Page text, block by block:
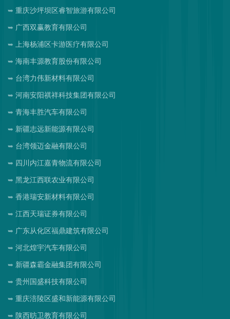
重庆沙坪坝区睿智旅游有限公司
广西双赢教育有限公司
上海杨浦区卡游医疗有限公司
海南丰源教育股份有限公司
台湾力伟新材料有限公司
河南安阳祺祥科技集团有限公司
青海丰胜汽车有限公司
新疆志远新能源有限公司
台湾领迈金融有限公司
四川内江嘉青物流有限公司
黑龙江西联农业有限公司
香港瑞安新材料有限公司
江西天瑞证券有限公司
广东从化区福鼎建筑有限公司
河北煌宇汽车有限公司
新疆森霸金融集团有限公司
贵州国盛科技有限公司
重庆涪陵区盛和新能源有限公司
陕西昉卫教育有限公司